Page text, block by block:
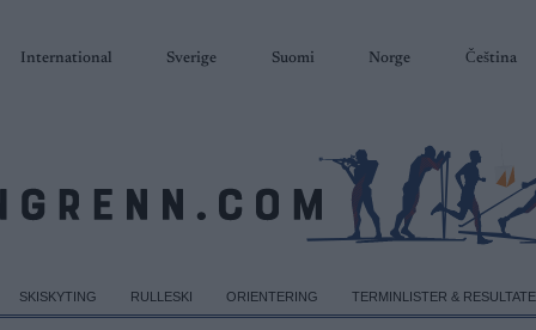
International Sverige Suomi Norge Čeština
SKISKYTING RULLESKI ORIENTERING TERMINLISTER &